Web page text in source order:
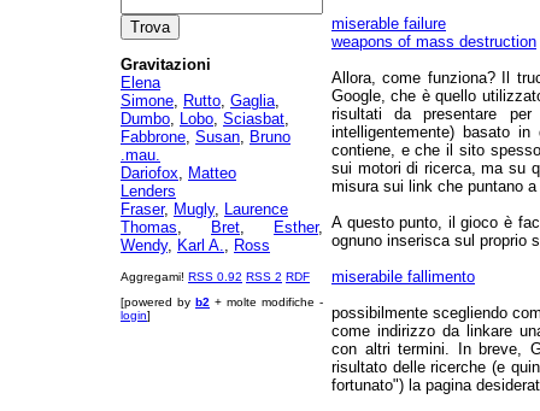
Gravitazioni
Elena
Simone, Rutto, Gaglia,
Dumbo, Lobo, Sciasbat,
Fabbrone, Susan, Bruno
.mau.
Dariofox, Matteo
Lenders
Fraser, Mugly, Laurence
Thomas, Bret, Esther,
Wendy, Karl A., Ross
Aggregami! RSS 0.92 RSS 2 RDF
[powered by b2 + molte modifiche -
login]
miserable failure
weapons of mass destruction
Allora, come funziona? Il
Google, che è quello
risultati da presentare
intelligentemente) basato
contiene, e che il sito
sui motori di ricerca, ma su
misura sui link che puntano
A questo punto, il gioco è
ognuno inserisca sul proprio
miserabile fallimento
possibilmente scegliendo
come indirizzo da linkare
con altri termini. In breve,
risultato delle ricerche (e
fortunato") la pagina